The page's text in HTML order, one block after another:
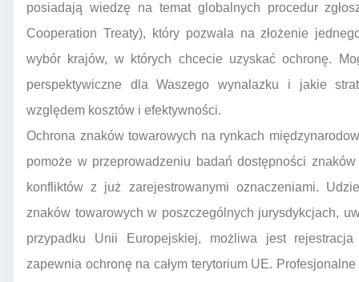
posiadają wiedzę na temat globalnych procedur
Cooperation Treaty), który pozwala na złożenie
wybór krajów, w których chcecie uzyskać ochronę.
perspektywiczne dla Waszego wynalazku i jakie
względem kosztów i efektywności.
Ochrona znaków towarowych na rynkach
pomoże w przeprowadzeniu badań dostępności
konfliktów z już zarejestrowanymi oznaczeniami.
znaków towarowych w poszczególnych jurysdykcjach,
przypadku Unii Europejskiej, możliwa jest
zapewnia ochronę na całym terytorium UE.